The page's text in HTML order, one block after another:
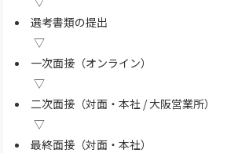
選考書類の提出
一次面接（オンライン）
二次面接（対面・本社 / 大阪営業所）
最終面接（対面・本社）